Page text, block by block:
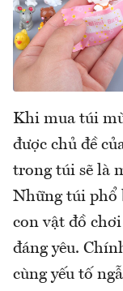
Khi mua túi
được chủ đề
trong túi sẽ là
Những túi phổ
con vật đồ
đáng yêu.
cùng yếu tố